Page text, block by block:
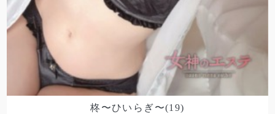
柊〜ひいらぎ〜(19)